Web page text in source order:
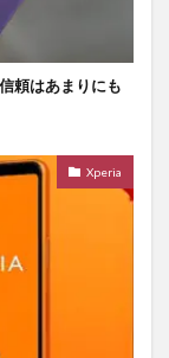
頼はあまりにも
Xperia